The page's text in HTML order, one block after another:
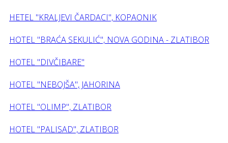
HETEL "KRALJEVI ČARDACI", KOPAONIK
HOTEL "BRAĆA SEKULIĆ", NOVA GODINA - ZLATIBOR
HOTEL "DIVČIBARE"
HOTEL "NEBOJŠA", JAHORINA
HOTEL "OLIMP", ZLATIBOR
HOTEL "PALISAD", ZLATIBOR